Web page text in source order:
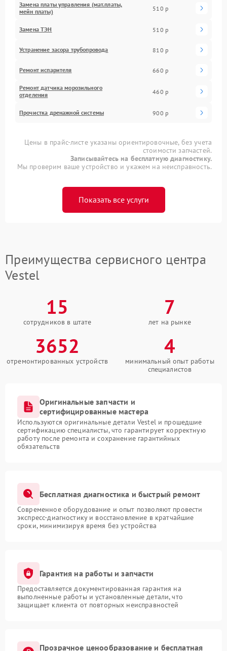
Замена платы управления (мат.платы,
мейн платы)
510 р
Замена ТЭН 510 р
Устранение засора трубопровода 810 р
Ремонт испарителя 660 р
Ремонт датчика морозильного
отделения
460 р
Прочистка дренажной системы 900 р
Цены в прайс-листе указаны ориентировочные, без учета
стоимости запчастей.
Записывайтесь на бесплатную диагностику.
Мы проверим ваше устройство и укажем на неисправность.
Показать все услуги
Преимущества сервисного центра
Vestel
15
сотрудников в штате
7
лет на рынке
3652
отремонтированных устройств
4
минимальный опыт работы
специалистов
Оригинальные запчасти и
сертифицированные мастера
Используются оригинальные детали Vestel и прошедшие
сертификацию специалисты, что гарантирует корректную
работу после ремонта и сохранение гарантийных
обязательств
Бесплатная диагностика и быстрый ремонт
Современное оборудование и опыт позволяют провести
экспресс-диагностику и восстановление в кратчайшие
сроки, минимизируя время без устройства
Гарантия на работы и запчасти
Предоставляется документированная гарантия на
выполненные работы и установленные детали, что
защищает клиента от повторных неисправностей
Прозрачное ценообразование и бесплатная